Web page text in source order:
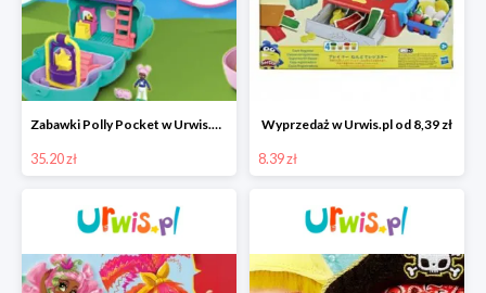
Zabawki Polly Pocket w Urwis.pl od 35,20 zł
35.20 zł
Wyprzedaż w Urwis.pl od 8,39 zł
8.39 zł